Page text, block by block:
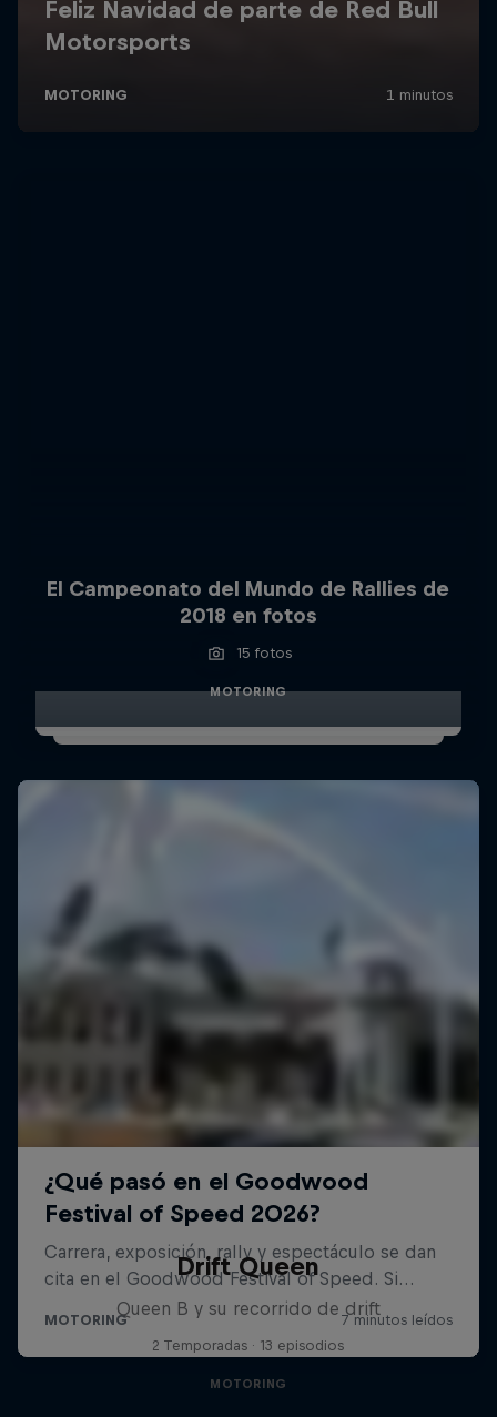
El Campeonato del Mundo de Rallies de
2018 en fotos
15 fotos
MOTORING
Drift Queen
Queen B y su recorrido de drift
2 Temporadas · 13 episodios
MOTORING